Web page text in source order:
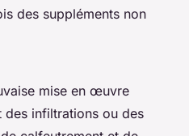
des suppléments non
mise en œuvre
des infiltrations ou des